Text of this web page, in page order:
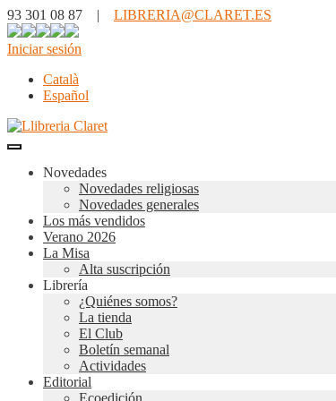
93 301 08 87 | LIBRERIA@CLARET.ES
Iniciar sesión
Català
Español
Novedades
Novedades religiosas
Novedades generales
Los más vendidos
Verano 2026
La Misa
Alta suscripción
Librería
¿Quiénes somos?
La tienda
El Club
Boletín semanal
Actividades
Editorial
Ecoedición